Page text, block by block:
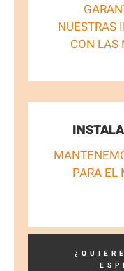
NUESTRAS
CON LAS
PARA EL